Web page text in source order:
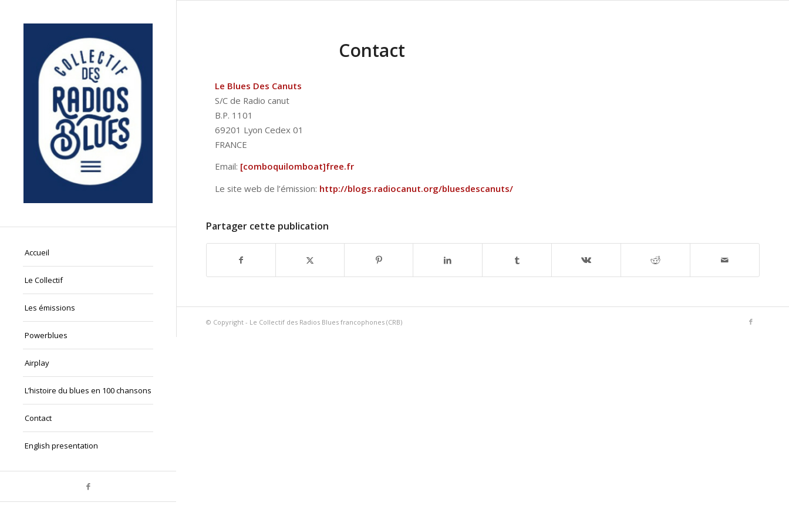
Accueil
Le Collectif
Les émissions
Powerblues
Airplay
L’histoire du blues en 100 chansons
Contact
English presentation
Contact
Le Blues Des Canuts
S/C de Radio canut
B.P. 1101
69201 Lyon Cedex 01
FRANCE
Email: [comboquilomboat]free.fr
Le site web de l’émission: http://blogs.radiocanut.org/bluesdescanuts/
Partager cette publication
© Copyright - Le Collectif des Radios Blues francophones (CRB)